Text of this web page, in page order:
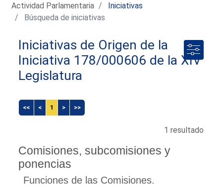
Actividad Parlamentaria
Iniciativas
Búsqueda de iniciativas
Iniciativas de Origen de la
Iniciativa 178/000606 de la XIV
Legislatura
<< < 1 > >>
1 resultado
Comisiones, subcomisiones y
ponencias
Funciones de las Comisiones.